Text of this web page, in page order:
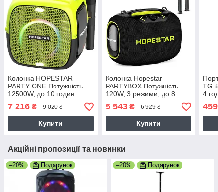
Колонка HOPESTAR
PARTY ONE Потужність
12500W, до 10 годин
роботи, чорна (PARTY
ONE)
7 216 ₴ 9 020 ₴
Купити
Колонка Hopestar
PARTYBOX Потужність
120W, 3 режими, до 8
годин роботи, чорна
(PARTY BOX)
5 543₴ 6 929 ₴
Купити
TG-
4
459
Акційні пропозиції та новинки
–20% Подарунок –20% Подарунок